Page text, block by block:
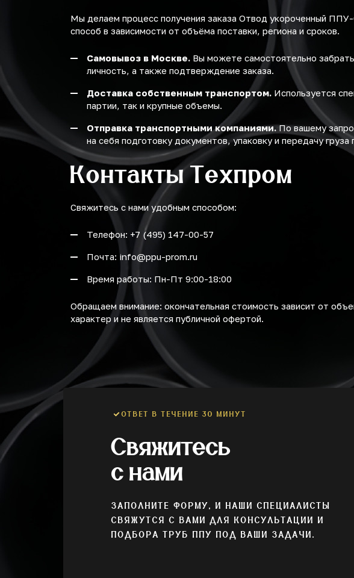
Мы делаем процесс получения заказа Отвод укороченный
способ в зависимости от объёма поставки, региона и сроков.
Самовывоз в Москве. Вы можете самостоятельно
личность, а также подтверждение заказа.
Доставка собственным транспортом. Используется
партии, так и крупные объемы.
Отправка транспортными компаниями.По вашему
на себя подготовку документов, упаковку и передачу груза
Контакты Техпром
Свяжитесь с нами удобным способом:
Телефон: +7 (495) 147-00-57
Почта: info@ppu-prom.ru
Время работы: Пн-Пт 9:00-18:00
Обращаем внимание: окончательная стоимость зависит от
характер и не является публичной офертой.
ОТВЕТ В ТЕЧЕНИЕ 30 МИНУТ
Свяжитесь
с нами
ЗАПОЛНИТЕ ФОРМУ, И НАШИ СПЕЦИАЛИСТЫ
СВЯЖУТСЯ С ВАМИ ДЛЯ КОНСУЛЬТАЦИИ И
ПОДБОРА ТРУБ ППУ ПОД ВАШИ ЗАДАЧИ.